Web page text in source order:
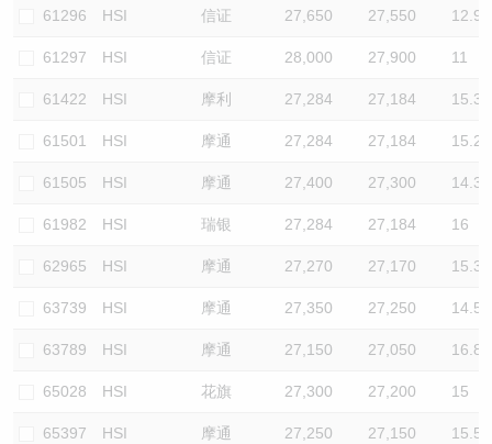
61296 HSI 信证 27,650 27,550 12.9
61297 HSI 信证 28,000 27,900 11
61422 HSI 摩利 27,284 27,184 15.3
61501 HSI 摩通 27,284 27,184 15.2
61505 HSI 摩通 27,400 27,300 14.3
61982 HSI 瑞银 27,284 27,184 16
62965 HSI 摩通 27,270 27,170 15.3
63739 HSI 摩通 27,350 27,250 14.5
63789 HSI 摩通 27,150 27,050 16.8
65028 HSI 花旗 27,300 27,200 15
65397 HSI 摩通 27,250 27,150 15.5